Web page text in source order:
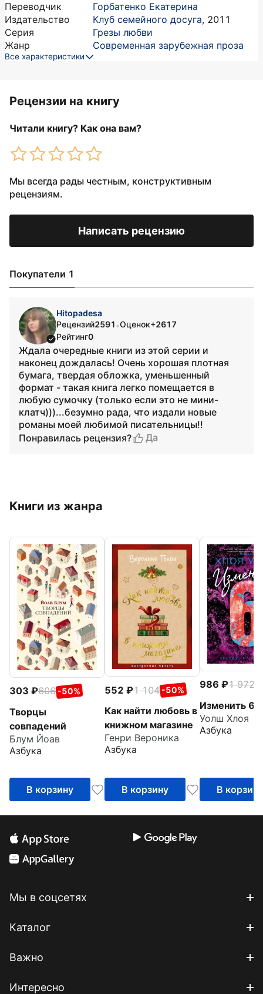
Переводчик
Горбатенко Екатерина
Издательство
Клуб семейного досуга, 2011
Серия
Грезы любви
Жанр
Современная зарубежная проза
Все характеристики
Рецензии на книгу
Читали книгу? Как она вам?
Мы всегда рады честным, конструктивным
рецензиям.
Написать рецензию
Покупатели 1
Hitopadesa
Рецензий2591 •Оценок+2617
Рейтинг0
Ждала очередные книги из этой серии и
наконец дождалась! Очень хорошая плотная
бумага, твердая обложка, уменьшенный
формат - такая книга легко помещается в
любую сумочку (только если это не мини-
клатч)))...безумно рада, что издали новые
романы моей любимой писательницы!!
Понравилась рецензия?
Да
Книги из жанра
303 606 -50%
Творцы
совпадений
Блум Йоав
Азбука
В корзину
552 1 104 -50%
Как найти любовь в
книжном магазине
Генри Вероника
Азбука
В корзину
986 1 972
Изменить 6-
Уолш Хлоя
Азбука
В корзину
Мы в соцсетях
Каталог
Важно
Интересно